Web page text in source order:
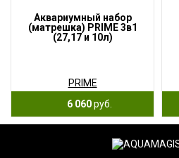
Аквариумный набор
(матрешка) PRIME 3в1
(27,17 и 10л)
PRIME
6 060руб.